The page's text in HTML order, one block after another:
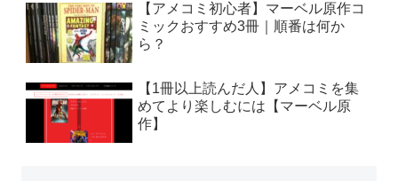
【アメコミ初心者】マーベル原作コ
ミックおすすめ3冊｜順番は何か
ら？
【1冊以上読んだ人】アメコミを集
めてより楽しむには【マーベル原
作】